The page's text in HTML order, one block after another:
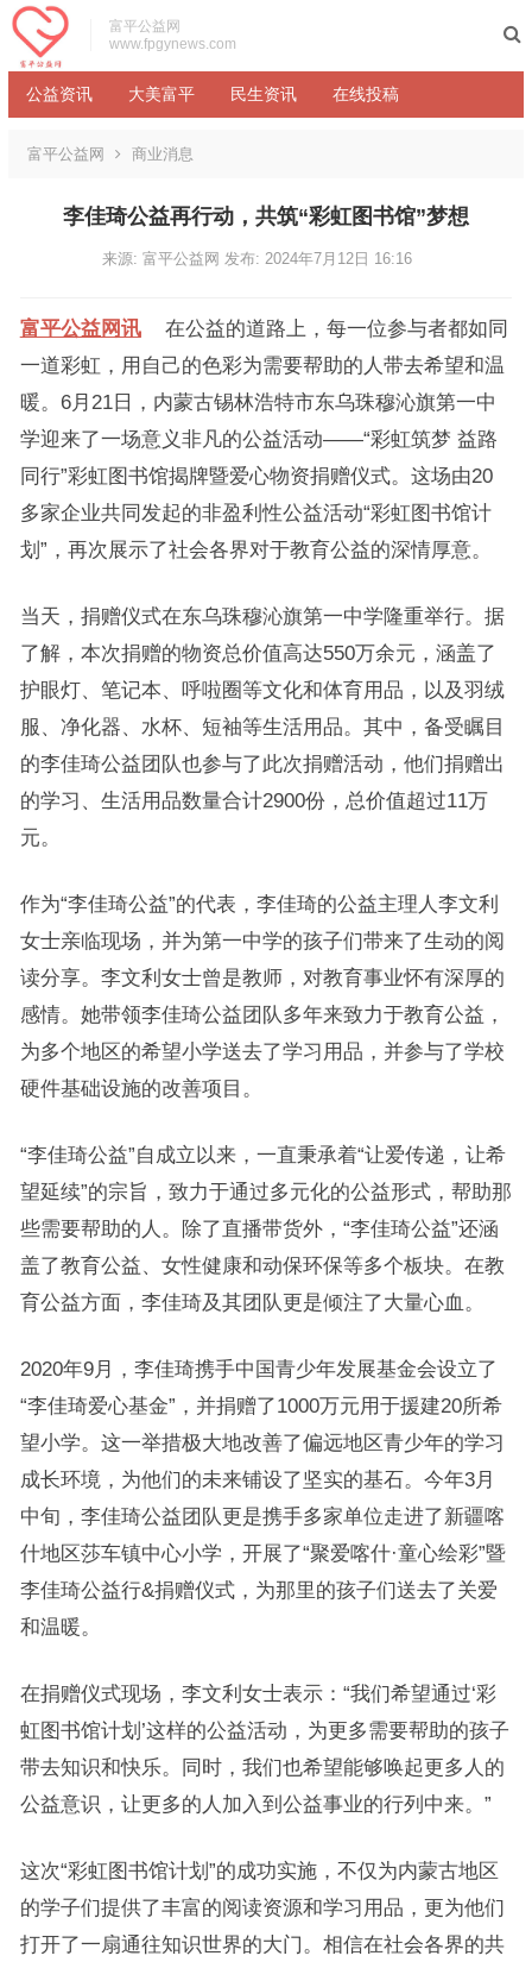
富平公益网
www.fpgynews.com
公益资讯 大美富平 民生资讯 在线投稿
富平公益网 商业消息
李佳琦公益再行动，共筑“彩虹图书馆”梦想
来源: 富平公益网发布: 2024年7月12日 16:16
富平公益网讯在公益的道路上，每一位参与者都如同
一道彩虹，用自己的色彩为需要帮助的人带去希望和温
暖。6月21日，内蒙古锡林浩特市东乌珠穆沁旗第一中
学迎来了一场意义非凡的公益活动——“彩虹筑梦 益路
同行”彩虹图书馆揭牌暨爱心物资捐赠仪式。这场由20
多家企业共同发起的非盈利性公益活动“彩虹图书馆计
划”，再次展示了社会各界对于教育公益的深情厚意。
当天，捐赠仪式在东乌珠穆沁旗第一中学隆重举行。据
了解，本次捐赠的物资总价值高达550万余元，涵盖了
护眼灯、笔记本、呼啦圈等文化和体育用品，以及羽绒
服、净化器、水杯、短袖等生活用品。其中，备受瞩目
的李佳琦公益团队也参与了此次捐赠活动，他们捐赠出
的学习、生活用品数量合计2900份，总价值超过11万
元。
作为“李佳琦公益”的代表，李佳琦的公益主理人李文利
女士亲临现场，并为第一中学的孩子们带来了生动的阅
读分享。李文利女士曾是教师，对教育事业怀有深厚的
感情。她带领李佳琦公益团队多年来致力于教育公益，
为多个地区的希望小学送去了学习用品，并参与了学校
硬件基础设施的改善项目。
“李佳琦公益”自成立以来，一直秉承着“让爱传递，让希
望延续”的宗旨，致力于通过多元化的公益形式，帮助那
些需要帮助的人。除了直播带货外，“李佳琦公益”还涵
盖了教育公益、女性健康和动保环保等多个板块。在教
育公益方面，李佳琦及其团队更是倾注了大量心血。
2020年9月，李佳琦携手中国青少年发展基金会设立了
“李佳琦爱心基金”，并捐赠了1000万元用于援建20所希
望小学。这一举措极大地改善了偏远地区青少年的学习
成长环境，为他们的未来铺设了坚实的基石。今年3月
中旬，李佳琦公益团队更是携手多家单位走进了新疆喀
什地区莎车镇中心小学，开展了“聚爱喀什·童心绘彩”暨
李佳琦公益行&捐赠仪式，为那里的孩子们送去了关爱
和温暖。
在捐赠仪式现场，李文利女士表示：“我们希望通过‘彩
虹图书馆计划’这样的公益活动，为更多需要帮助的孩子
带去知识和快乐。同时，我们也希望能够唤起更多人的
公益意识，让更多的人加入到公益事业的行列中来。”
这次“彩虹图书馆计划”的成功实施，不仅为内蒙古地区
的学子们提供了丰富的阅读资源和学习用品，更为他们
打开了一扇通往知识世界的大门。相信在社会各界的共